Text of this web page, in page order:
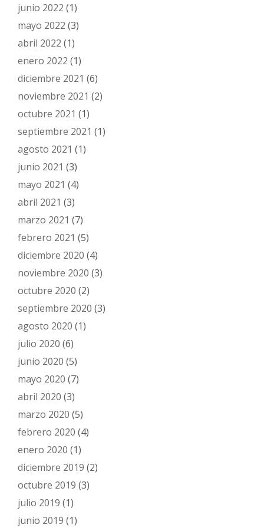
junio 2022 (1)
mayo 2022 (3)
abril 2022 (1)
enero 2022 (1)
diciembre 2021 (6)
noviembre 2021 (2)
octubre 2021 (1)
septiembre 2021 (1)
agosto 2021 (1)
junio 2021 (3)
mayo 2021 (4)
abril 2021 (3)
marzo 2021 (7)
febrero 2021 (5)
diciembre 2020 (4)
noviembre 2020 (3)
octubre 2020 (2)
septiembre 2020 (3)
agosto 2020 (1)
julio 2020 (6)
junio 2020 (5)
mayo 2020 (7)
abril 2020 (3)
marzo 2020 (5)
febrero 2020 (4)
enero 2020 (1)
diciembre 2019 (2)
octubre 2019 (3)
julio 2019 (1)
junio 2019 (1)